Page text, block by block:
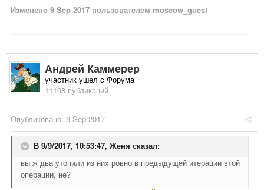
Изменено 9 Sep 2017 пользователем moscow_guest
Андрей Каммерер
участник ушел с Форума
11108 публикаций
Опубликовано: 9 Sep 2017
В 9/9/2017, 10:53:47, Женя сказал:
вы ж два утопили из них ровно в предыдущей итерации этой
операции, не?